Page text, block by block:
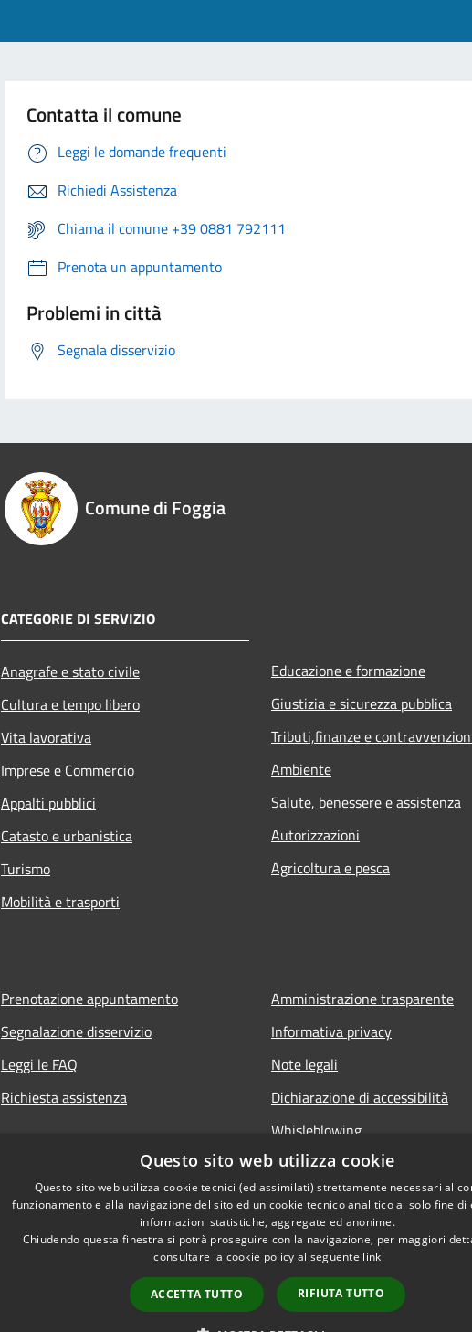
Contatta il comune
Leggi le domande frequenti
Richiedi Assistenza
Chiama il comune +39 0881 792111
Prenota un appuntamento
Problemi in città
Segnala disservizio
Comune di Foggia
CATEGORIE DI SERVIZIO
Anagrafe e stato civile
Cultura e tempo libero
Vita lavorativa
Imprese e Commercio
Appalti pubblici
Catasto e urbanistica
Turismo
Mobilità e trasporti
Educazione e formazione
Giustizia e sicurezza pubblica
Tributi,finanze e
Ambiente
Salute, benessere e assistenza
Autorizzazioni
Agricoltura e pesca
Prenotazione appuntamento
Segnalazione disservizio
Leggi le FAQ
Richiesta assistenza
Amministrazione trasparente
Informativa privacy
Note legali
Dichiarazione di accessibilità
Whisleblowing
Codici IPA
Copyright © 2026 •
Questo sito web utilizza cookie
Questo sito web utilizza cookie tecnici (ed assimilati) strettamente necessari al
funzionamento e alla navigazione del sito ed un cookie tecnico analitico al solo fine di
informazioni statistiche, aggregate ed anonime.
Chiudendo questa finestra si potrà proseguire con la navigazione, per maggiori
consultare la cookie policy al seguente link
ACCETTA TUTTO RIFIUTA TUTTO